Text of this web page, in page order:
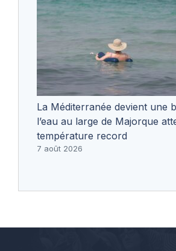
La Méditerranée devient une
l’eau au large de Majorque
température record
7 août 2026